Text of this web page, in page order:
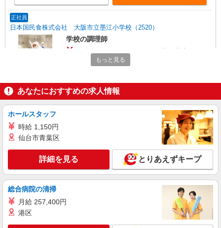
正社員
日本国民食株式会社 大阪市立墨江小学校（2520）
学校の調理師
※詳細は面接の際にご説明いたします 【給与内
0〜55時間 ※上記を超える時間外労働分について
は割増賃金を追加で支給 【試用期間】 試用期間：
有（2ヶ月） 試用期間中の労働条件：変更なし
キープ
アルバイト パート
有限会社マルフクメディカルフーズ
高齢者向け施設厨房内での盛付スタッフ
（朝）時給 1,185円〜 （昼）時給 1,180円〜
※能力により昇給あり
大阪府大阪市住吉区長居4-7-21 ＜メディケア
ホーム長居＞
キープ 詳細を見る
アルバイト パート
もっと見る
あなたにおすすめの求人情報
ホールスタッフ
時給 1,150円
仙台市青葉区
詳細を見る とりあえずキープ
総合病院の清掃
月給 257,400円
港区